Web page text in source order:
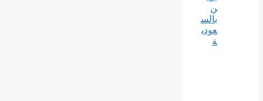
ن
بالس
عودي
ة